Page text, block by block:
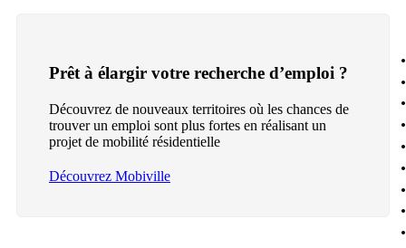
Prêt à élargir votre recherche d’emploi ?
Découvrez de nouveaux territoires où les chances de
trouver un emploi sont plus fortes en réalisant un
projet de mobilité résidentielle
Découvrez Mobiville